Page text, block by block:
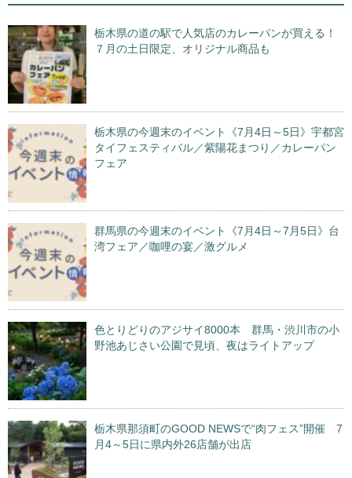
栃木県の道の駅で人気店のカレーパンが買える！
７月の土日限定、オリジナル商品も
栃木県の今週末のイベント《7月4日～5日》宇都宮
タイフェスティバル／紫陽花まつり／カレーパン
フェア
群馬県の今週末のイベント《7月4日～7月5日》台
湾フェア／咖哩の宴／激グルメ
色とりどりのアジサイ8000本 群馬・渋川市の小
野池あじさい公園で見頃、夜はライトアップ
栃木県那須町のGOOD NEWSで“肉フェス”開催 7
月4～5日に県内外26店舗が出店